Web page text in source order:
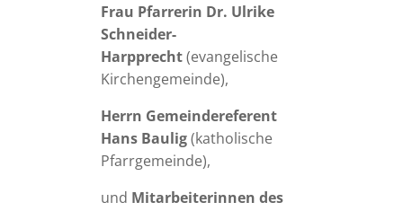
Frau Pfarrerin Dr. Ulrike
Schneider-
Harpprecht(evangelische
Kirchengemeinde),
Herrn Gemeindereferent
Hans Baulig(katholische
Pfarrgemeinde),
und Mitarbeiterinnen des